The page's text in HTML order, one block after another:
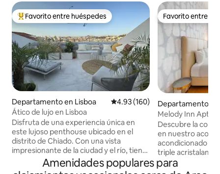
De los mejores en Favorito entre huéspedes
Favorito entre huéspedes
Departamento en Lisboa Calificación promedio: 4.93 de
4.93 (160)
Ático de lujo en Lisboa
Disfruta de una experiencia única en
este lujoso penthouse ubicado en el
distrito de Chiado. Con una vista
impresionante de la ciudad y el río, tiene
un loft y una terraza con una vista única
de 180 grados. La cocina abierta está
Favorito entre
Favorito entre
Departamento en
Melody Inn Apt -
acondicionado
Descubre la
en nuestro
acondicionado
triple
tranquila y
comidas
Amenidades populares para